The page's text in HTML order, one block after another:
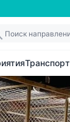
Транспорт